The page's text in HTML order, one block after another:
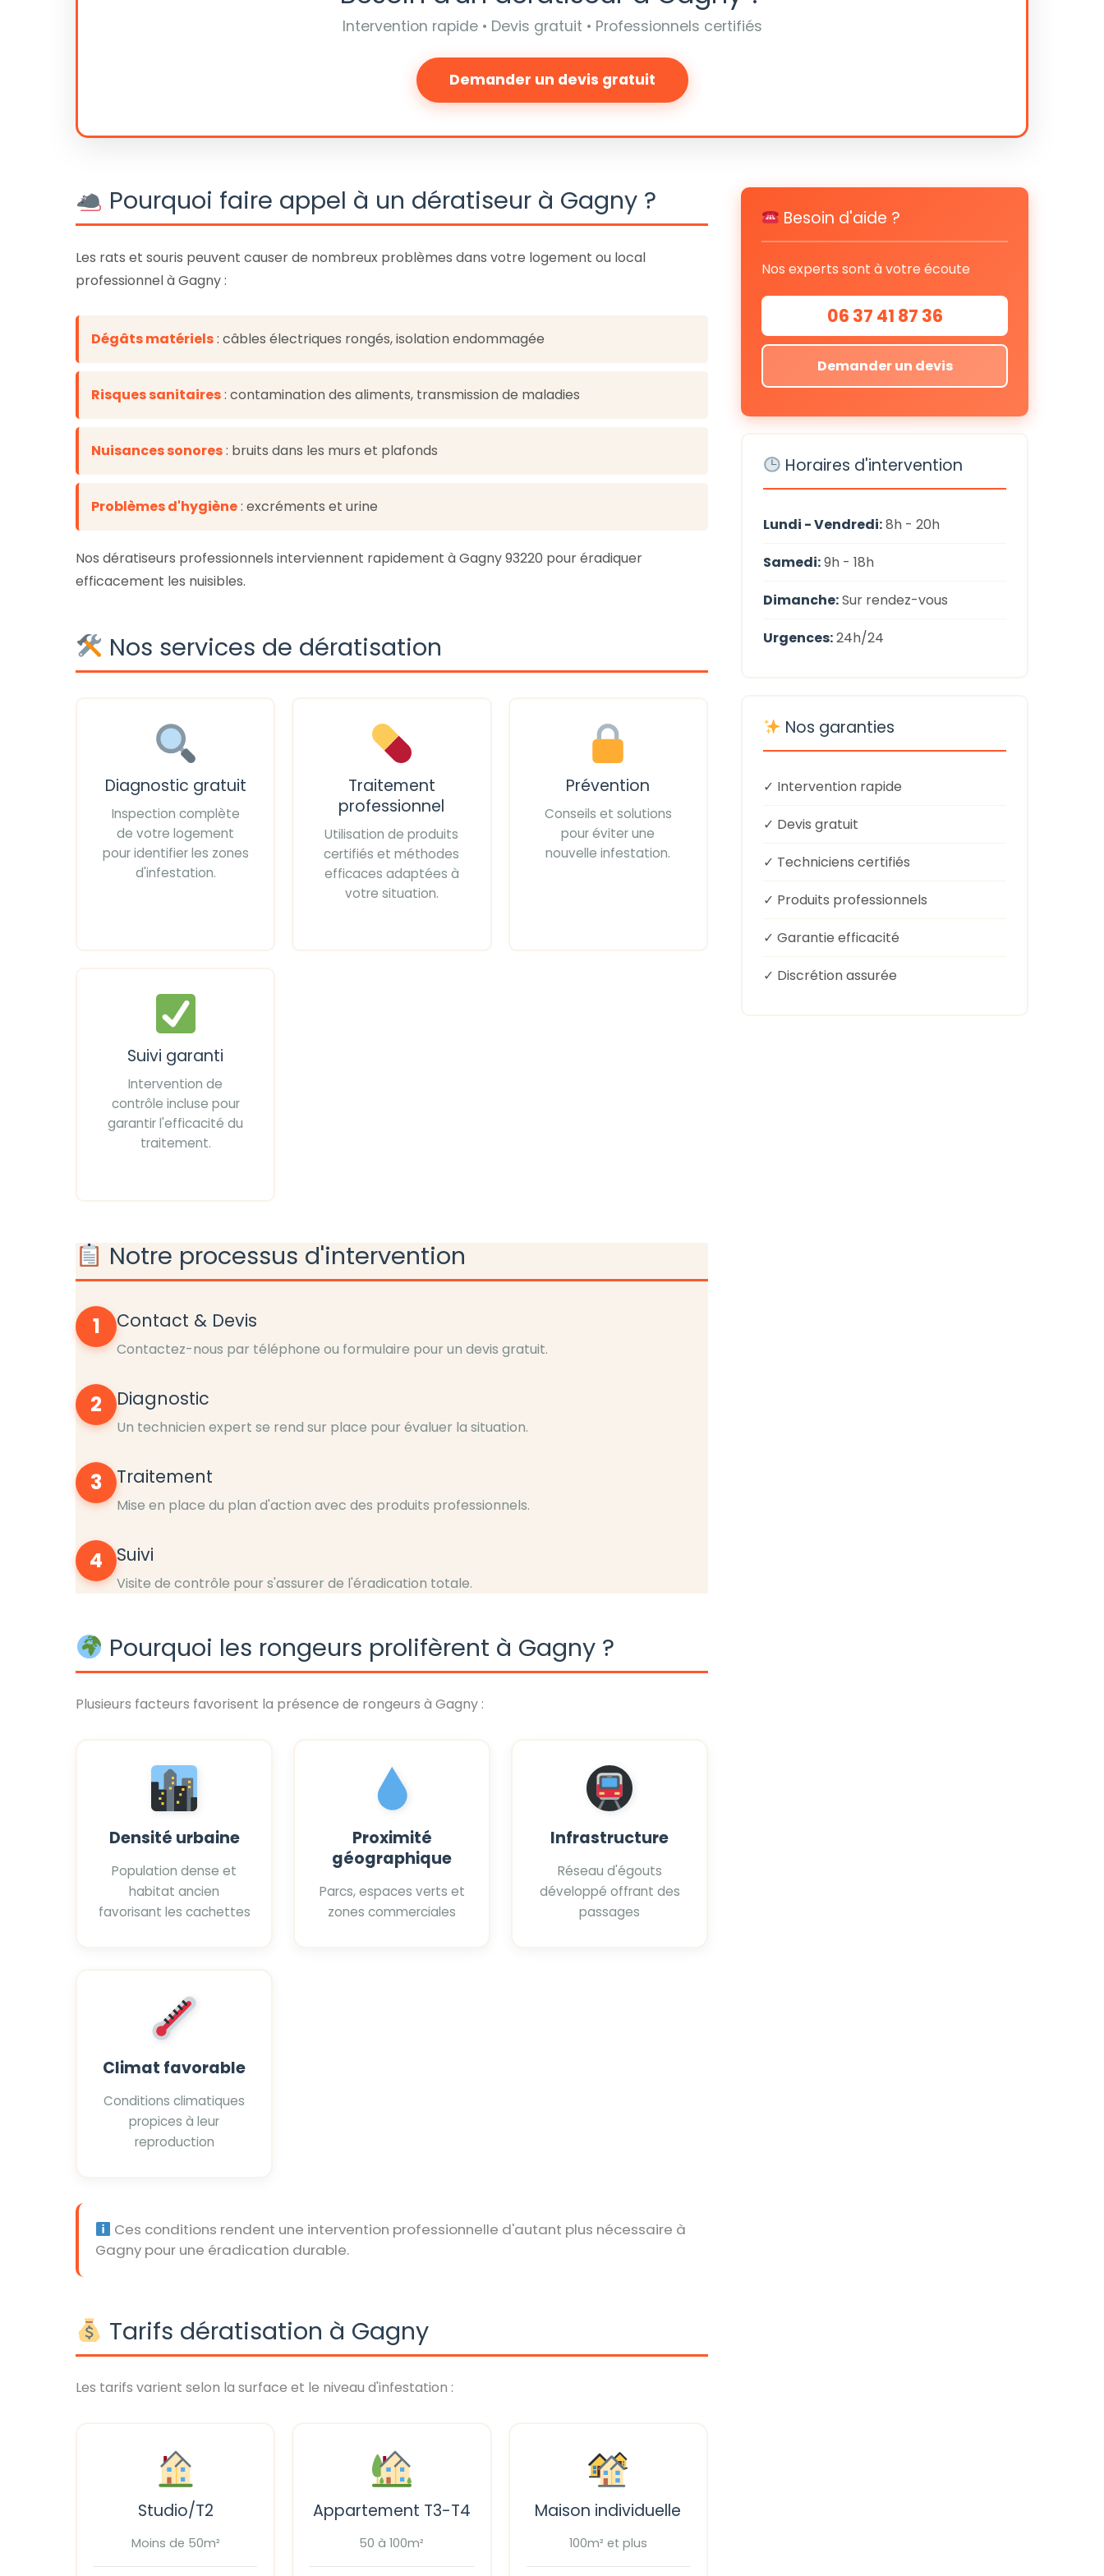
Intervention rapide • Devis gratuit • Professionnels certifiés
Demander un devis gratuit
Pourquoi faire appel à un dératiseur à Gagny ?
Les rats et souris peuvent causer de nombreux problèmes dans votre logement ou local
professionnel à Gagny :
Dégâts matériels: câbles électriques rongés, isolation endommagée
Risques sanitaires: contamination des aliments, transmission de maladies
Nuisances sonores: bruits dans les murs et plafonds
Problèmes d'hygiène: excréments et urine
Nos dératiseurs professionnels interviennent rapidement à Gagny 93220 pour éradiquer
efficacement les nuisibles.
Nos services de dératisation
Diagnostic gratuit
Inspection complète
de votre logement
pour identifier les zones
d'infestation.
Traitement
professionnel
Utilisation de produits
certifiés et méthodes
efficaces adaptées à
votre situation.
Prévention
Conseils et solutions
pour éviter une
nouvelle infestation.
Suivi garanti
Intervention de
contrôle incluse pour
garantir l'efficacité du
traitement.
Notre processus d'intervention
1 Contact & Devis
Contactez-nous par téléphone ou formulaire pour un devis gratuit.
2 Diagnostic
Un technicien expert se rend sur place pour évaluer la situation.
3 Traitement
Mise en place du plan d'action avec des produits professionnels.
4 Suivi
Visite de contrôle pour s'assurer de l'éradication totale.
Pourquoi les rongeurs prolifèrent à Gagny ?
Plusieurs facteurs favorisent la présence de rongeurs à Gagny :
Densité urbaine
Population dense et
habitat ancien
favorisant les cachettes
Proximité
géographique
Parcs, espaces verts et
zones commerciales
Infrastructure
Réseau d'égouts
développé offrant des
passages
Climat favorable
Conditions climatiques
propices à leur
reproduction
Ces conditions rendent une intervention professionnelle d'autant plus nécessaire à
Gagny pour une éradication durable.
Tarifs dératisation à Gagny
Les tarifs varient selon la surface et le niveau d'infestation :
Studio/T2
Moins de 50m²
Appartement T3-T4
50 à 100m²
Maison individuelle
100m² et plus
Besoin d'aide ?
Nos experts sont à votre écoute
06 37 41 87 36
Demander un devis
Horaires d'intervention
Lundi - Vendredi:8h - 20h
Samedi:9h - 18h
Dimanche:Sur rendez-vous
Urgences:24h/24
Nos garanties
✓ Intervention rapide
✓ Devis gratuit
✓ Techniciens certifiés
✓ Produits professionnels
✓ Garantie efficacité
✓ Discrétion assurée